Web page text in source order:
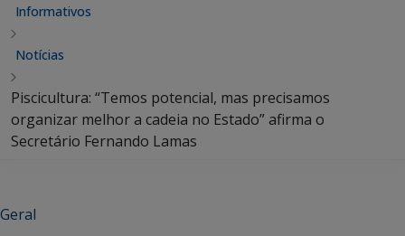
Informativos
Notícias
Piscicultura: “Temos potencial, mas precisamos
organizar melhor a cadeia no Estado” afirma o
Secretário Fernando Lamas
Geral